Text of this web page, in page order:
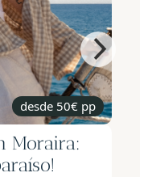
desde 50€ pp
Moraira: